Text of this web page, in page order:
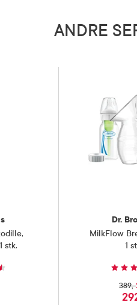
ANDRE
,
stk.
Dr.
MilkFlow
1
389,-